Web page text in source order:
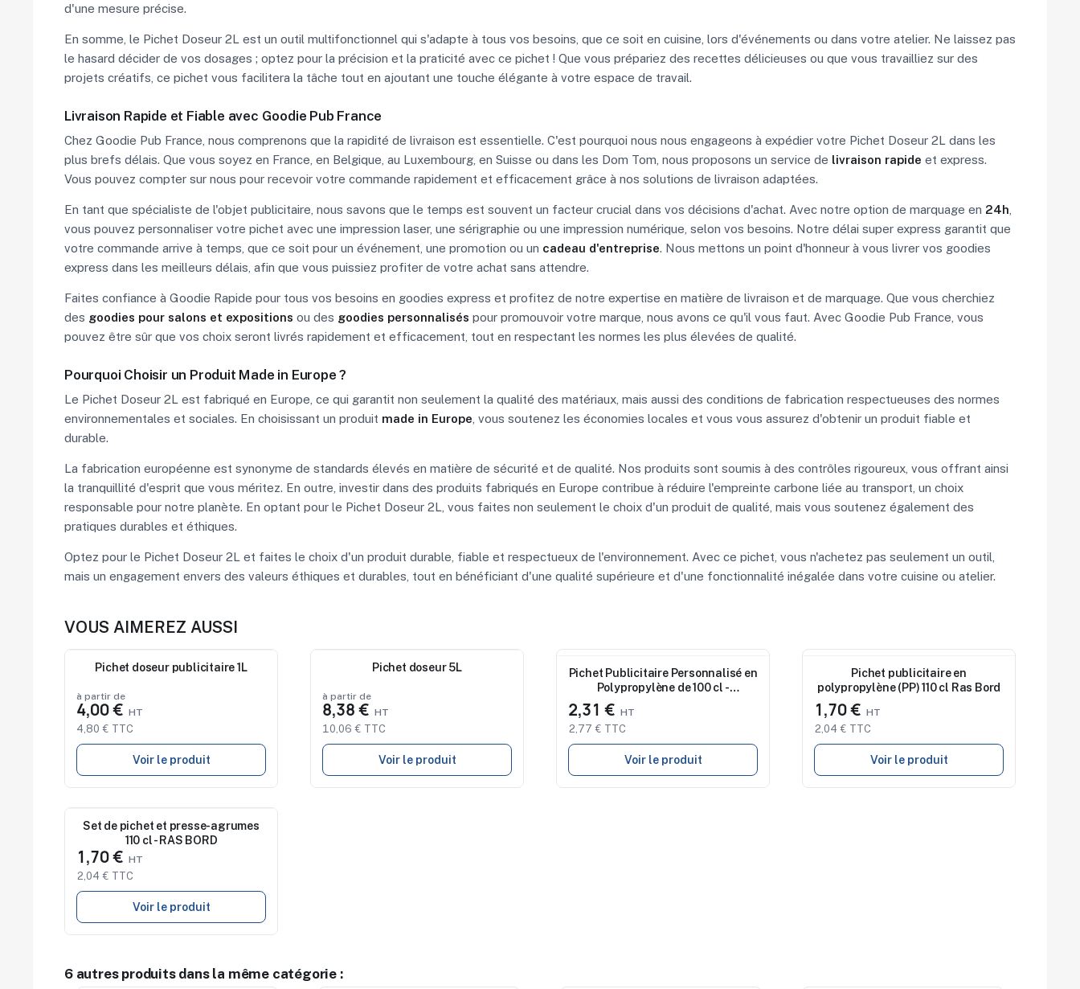
d'une mesure précise.
En somme, le Pichet Doseur 2L est un outil multifonctionnel qui s'adapte à tous vos besoins, que ce soit en cuisine, lors d'événements ou dans votre atelier. Ne laissez pas
le hasard décider de vos dosages ; optez pour la précision et la praticité avec ce pichet ! Que vous prépariez des recettes délicieuses ou que vous travailliez sur des
projets créatifs, ce pichet vous facilitera la tâche tout en ajoutant une touche élégante à votre espace de travail.
Livraison Rapide et Fiable avec Goodie Pub France
Chez Goodie Pub France, nous comprenons que la rapidité de livraison est essentielle. C'est pourquoi nous nous engageons à expédier votre Pichet Doseur 2L dans les
plus brefs délais. Que vous soyez en France, en Belgique, au Luxembourg, en Suisse ou dans les Dom Tom, nous proposons un service de livraison rapide et express.
Vous pouvez compter sur nous pour recevoir votre commande rapidement et efficacement grâce à nos solutions de livraison adaptées.
En tant que spécialiste de l'objet publicitaire, nous savons que le temps est souvent un facteur crucial dans vos décisions d'achat. Avec notre option de marquage en 24h,
vous pouvez personnaliser votre pichet avec une impression laser, une sérigraphie ou une impression numérique, selon vos besoins. Notre délai super express garantit que
votre commande arrive à temps, que ce soit pour un événement, une promotion ou un cadeau d'entreprise. Nous mettons un point d'honneur à vous livrer vos goodies
express dans les meilleurs délais, afin que vous puissiez profiter de votre achat sans attendre.
Faites confiance à Goodie Rapide pour tous vos besoins en goodies express et profitez de notre expertise en matière de livraison et de marquage. Que vous cherchiez
des goodies pour salons et expositions ou des goodies personnalisés pour promouvoir votre marque, nous avons ce qu'il vous faut. Avec Goodie Pub France, vous
pouvez être sûr que vos choix seront livrés rapidement et efficacement, tout en respectant les normes les plus élevées de qualité.
Pourquoi Choisir un Produit Made in Europe ?
Le Pichet Doseur 2L est fabriqué en Europe, ce qui garantit non seulement la qualité des matériaux, mais aussi des conditions de fabrication respectueuses des normes
environnementales et sociales. En choisissant un produit made in Europe, vous soutenez les économies locales et vous vous assurez d'obtenir un produit fiable et
durable.
La fabrication européenne est synonyme de standards élevés en matière de sécurité et de qualité. Nos produits sont soumis à des contrôles rigoureux, vous offrant ainsi
la tranquillité d'esprit que vous méritez. En outre, investir dans des produits fabriqués en Europe contribue à réduire l'empreinte carbone liée au transport, un choix
responsable pour notre planète. En optant pour le Pichet Doseur 2L, vous faites non seulement le choix d'un produit de qualité, mais vous soutenez également des
pratiques durables et éthiques.
Optez pour le Pichet Doseur 2L et faites le choix d'un produit durable, fiable et respectueux de l'environnement. Avec ce pichet, vous n'achetez pas seulement un outil,
mais un engagement envers des valeurs éthiques et durables, tout en bénéficiant d'une qualité supérieure et d'une fonctionnalité inégalée dans votre cuisine ou atelier.
VOUS AIMEREZ AUSSI
Nouveau
Pichet doseur publicitaire 1L
à partir de
4,00 €
4,80 € TTC
Voir le produit
Pichet doseur 5L
à partir de
8,38 €
10,06 € TTC
Voir le produit
Nouveau
Pichet Publicitaire Personnalisé en
Polypropylène de 100 cl -
Ustensiles de Cuisine
2,31 €
2,77 € TTC
Voir le produit
NouveauPichet publicitaire en
polypropylène (PP) 110 cl Ras Bord
1,70 €
2,04 € TTC
Voir le produit
Nouveau
Set de pichet et presse-agrumes
110 cl - RAS BORD
1,70 €
2,04 € TTC
Voir le produit
6 autres produits dans la même catégorie :